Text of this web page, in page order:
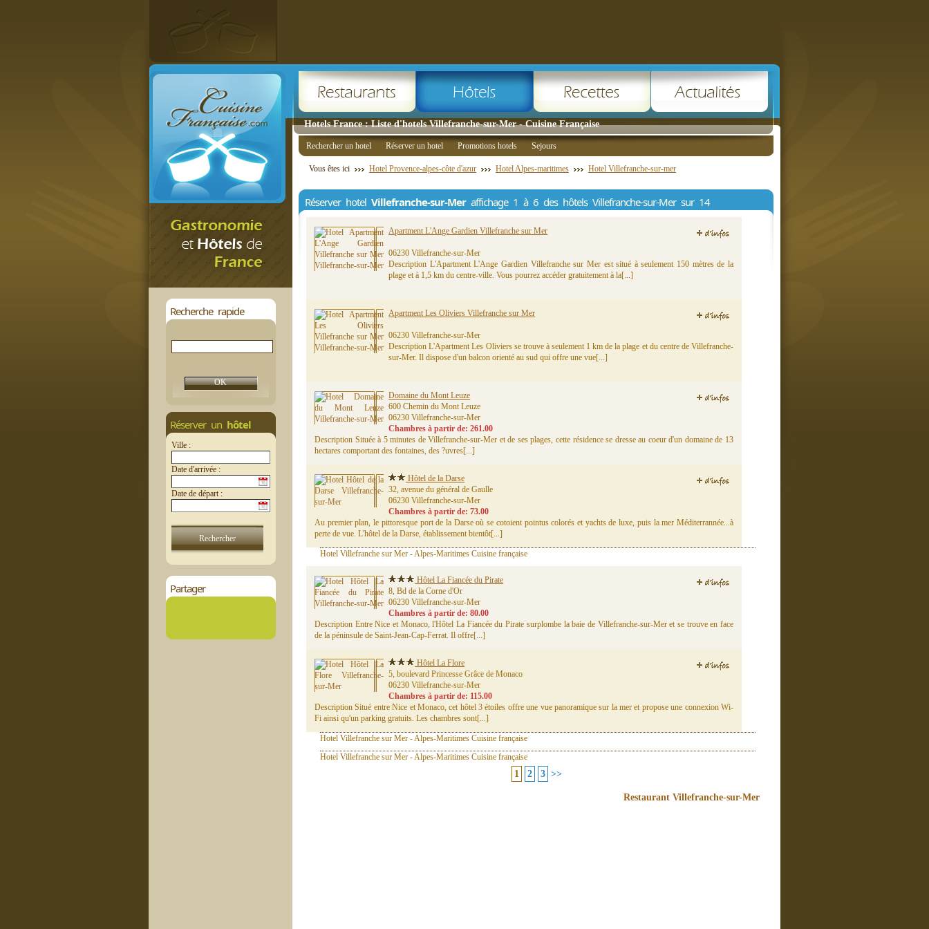
Hotels France : Liste d'hotels Villefranche-sur-Mer - Cuisine Française
Recherche rapide
Réserver un hôtel
Ville :
Date d'arrivée :
Date de départ :
Partager
Rechercher un hotel Réserver un hotel Promotions hotels Sejours
Vous êtes ici Hotel Provence-alpes-côte d'azur Hotel Alpes-maritimes Hotel Villefranche-sur-mer
Réserver hotel Villefranche-sur-Meraffichage 1 à 6 des hôtels Villefranche-sur-Mer sur 14
Apartment L'Ange Gardien Villefranche sur Mer
06230 Villefranche-sur-Mer
Description L'Apartment L'Ange Gardien Villefranche sur Mer est situé à seulement 150 mètres de la
plage et à 1,5 km du centre-ville. Vous pourrez accéder gratuitement à la[...]
Apartment Les Oliviers Villefranche sur Mer
06230 Villefranche-sur-Mer
Description L'Apartment Les Oliviers se trouve à seulement 1 km de la plage et du centre de Villefranche-
sur-Mer. Il dispose d'un balcon orienté au sud qui offre une vue[...]
Domaine du Mont Leuze
600 Chemin du Mont Leuze
06230 Villefranche-sur-Mer
Chambres à partir de: 261.00
Description Située à 5 minutes de Villefranche-sur-Mer et de ses plages, cette résidence se dresse au coeur d'un domaine de 13
hectares comportant des fontaines, des ?uvres[...]
Hôtel de la Darse
32, avenue du général de Gaulle
06230 Villefranche-sur-Mer
Chambres à partir de: 73.00
Au premier plan, le pittoresque port de la Darse où se cotoient pointus colorés et yachts de luxe, puis la mer Méditerrannée...à
perte de vue. L'hôtel de la Darse, établissement bientôt[...]
Hotel Villefranche sur Mer - Alpes-Maritimes Cuisine française
Hôtel La Fiancée du Pirate
8, Bd de la Corne d'Or
06230 Villefranche-sur-Mer
Chambres à partir de: 80.00
Description Entre Nice et Monaco, l'Hôtel La Fiancée du Pirate surplombe la baie de Villefranche-sur-Mer et se trouve en face
de la péninsule de Saint-Jean-Cap-Ferrat. Il offre[...]
Hôtel La Flore
5, boulevard Princesse Grâce de Monaco
06230 Villefranche-sur-Mer
Chambres à partir de: 115.00
Description Situé entre Nice et Monaco, cet hôtel 3 étoiles offre une vue panoramique sur la mer et propose une connexion Wi-
Fi ainsi qu'un parking gratuits. Les chambres sont[...]
Hotel Villefranche sur Mer - Alpes-Maritimes Cuisine française
Hotel Villefranche sur Mer - Alpes-Maritimes Cuisine française
1 2 3 >>
Restaurant Villefranche-sur-Mer